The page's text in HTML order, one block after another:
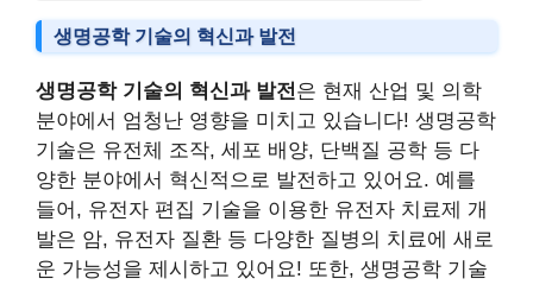
생명공학 기술의 혁신과 발전
생명공학 기술의 혁신과 발전 은 현재 산업 및 의학
분야에서 엄청난 영향을 미치고 있습니다! 생명공학
기술은 유전체 조작, 세포 배양, 단백질 공학 등 다
양한 분야에서 혁신적으로 발전하고 있어요. 예를
들어, 유전자 편집 기술을 이용한 유전자 치료제 개
발은 암, 유전자 질환 등 다양한 질병의 치료에 새로
운 가능성을 제시하고 있어요! 또한, 생명공학 기술